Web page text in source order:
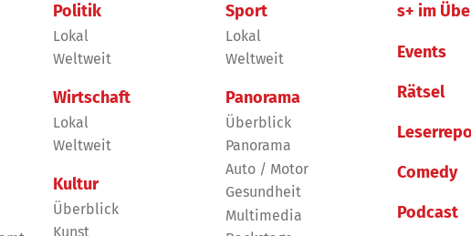
Politik
Lokal
Weltweit
Wirtschaft
Lokal
Weltweit
Kultur
Überblick
Kunst
Sport
Lokal
Weltweit
Panorama
Überblick
Panorama
Auto / Motor
Gesundheit
Multimedia
s+ im
Events
Rätsel
Comedy
Podcast